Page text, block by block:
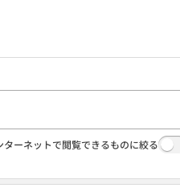
ターネットで閲覧できるものに絞る